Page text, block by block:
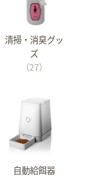
清掃・消臭グッ
ズ
（27）
自動給餌器